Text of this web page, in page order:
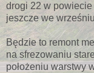
drogi 22 w
jeszcze we
Będzie to remont
na sfrezowaniu
położeniu warstwy